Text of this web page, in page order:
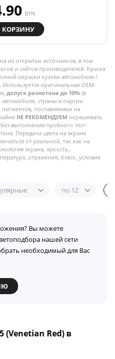
BYN
КОРЗИНУ
из открытых источников, в том
и сайтов производителей. Краска
окраски кузова автомобиля /
оригинальная OEM-
допуск разнотона до 10% (в
автомобиля, страны и партии
поставляемых на
НЕ РЕКОМЕНДУЕМ окрашивать
выполнения пробного тест-
Передача цвета на экране
от реальной, так как на
экрана, яркость,
отражения, блеск, условия
по 12
Вы можете
нашей сети
необходимый для Вас
(Venetian Red) в